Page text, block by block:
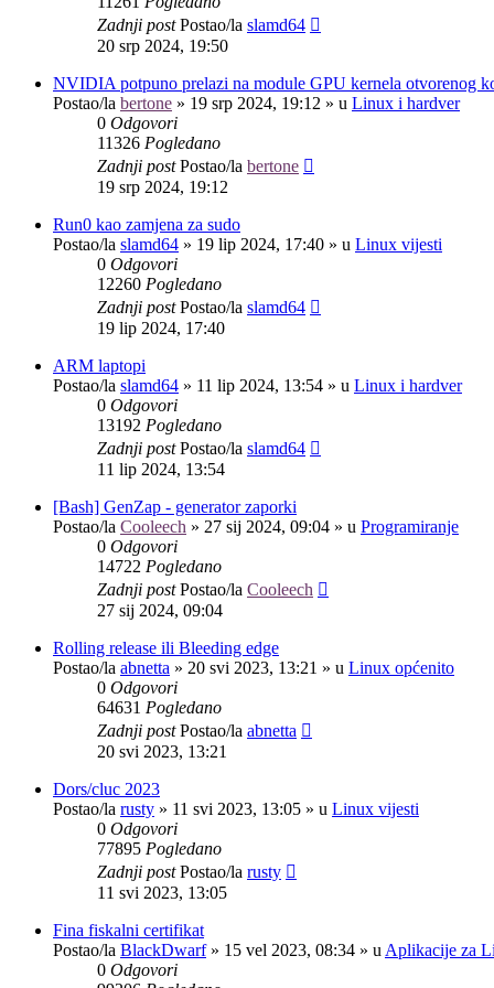
Zadnji postPostao/la slamd64
20 srp 2024, 19:50
NVIDIA potpuno prelazi na module GPU kernela otvorenog
Postao/la bertone » 19 srp 2024, 19:12 » u Linux i hardver
0 Odgovori
11326 Pogledano
Zadnji postPostao/la bertone
19 srp 2024, 19:12
Run0 kao zamjena za sudo
Postao/la slamd64 » 19 lip 2024, 17:40 » u Linux vijesti
0 Odgovori
12260 Pogledano
Zadnji postPostao/la slamd64
19 lip 2024, 17:40
ARM laptopi
Postao/la slamd64 » 11 lip 2024, 13:54 » u Linux i hardver
0 Odgovori
13192 Pogledano
Zadnji postPostao/la slamd64
11 lip 2024, 13:54
[Bash] GenZap - generator zaporki
Postao/la Cooleech » 27 sij 2024, 09:04 » u Programiranje
0 Odgovori
14722 Pogledano
Zadnji postPostao/la Cooleech
27 sij 2024, 09:04
Rolling release ili Bleeding edge
Postao/la abnetta » 20 svi 2023, 13:21 » u Linux općenito
0 Odgovori
64631 Pogledano
Zadnji postPostao/la abnetta
20 svi 2023, 13:21
Dors/cluc 2023
Postao/la rusty » 11 svi 2023, 13:05 » u Linux vijesti
0 Odgovori
77895 Pogledano
Zadnji postPostao/la rusty
11 svi 2023, 13:05
Fina fiskalni certifikat
Postao/la BlackDwarf» 15 vel 2023, 08:34 » u Aplikacije za
0 Odgovori